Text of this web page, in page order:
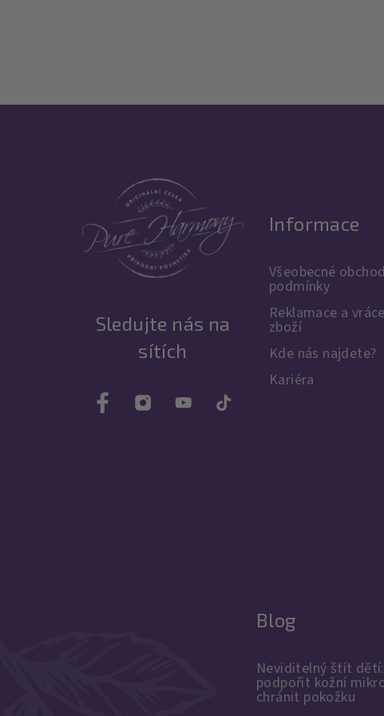
Sledujte nás na
sítích
Informace
Všeobecné
podmínky
Reklamace a
zboží
Kde nás najdete?
Kariéra
Blog
Neviditelný štít
podpořit kožní
chránit pokožku